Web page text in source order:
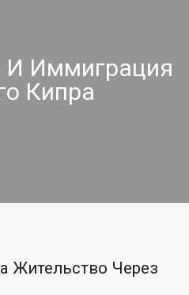
И Иммиграция
Кипра
Через